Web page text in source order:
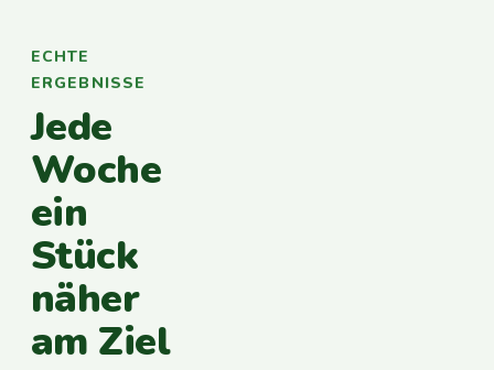
ECHTE
ERGEBNISSE
Jede
Woche
ein
Stück
näher
am Ziel